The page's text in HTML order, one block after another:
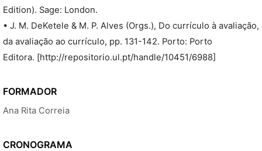
Edition). Sage: London.
• J. M. DeKetele & M. P. Alves (Orgs.), Do currículo à avaliação,
da avaliação ao currículo, pp. 131-142. Porto: Porto
Editora. [http://repositorio.ul.pt/handle/10451/6988]
FORMADOR
Ana Rita Correia
CRONOGRAMA